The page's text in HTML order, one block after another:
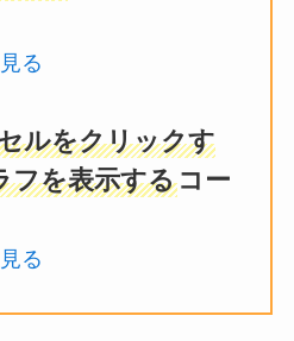
る
ルをクリックす
フを表示するコー
る